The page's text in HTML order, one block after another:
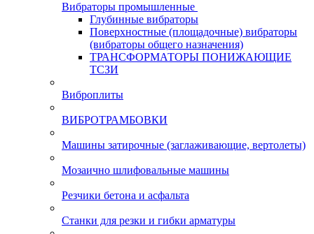
Вибраторы промышленные
Глубинные вибраторы
Поверхностные (площадочные) вибраторы
(вибраторы общего назначения)
ТРАНСФОРМАТОРЫ ПОНИЖАЮЩИЕ
ТСЗИ
Виброплиты
ВИБРОТРАМБОВКИ
Машины затирочные (заглаживающие, вертолеты)
Мозаично шлифовальные машины
Резчики бетона и асфальта
Станки для резки и гибки арматуры